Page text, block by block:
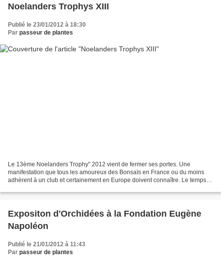
Noelanders Trophys XIII
Publié le 23/01/2012 à 18:30
Par passeur de plantes
Le 13ème Noelanders Trophy" 2012 vient de fermer ses portes. Une
manifestation que tous les amoureux des Bonsaïs en France ou du moins
adhèrent à un club et certainement en Europe doivent connaître. Le temps
Expositon d'Orchidées à la Fondation Eugène
Napoléon
Publié le 21/01/2012 à 11:43
Par passeur de plantes